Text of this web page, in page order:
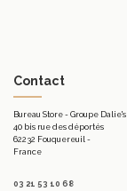
Contact
Bureau Store - Groupe Dalie's
40 bis rue des déportés
62232 Fouquereuil -
France
03 21 53 10 68